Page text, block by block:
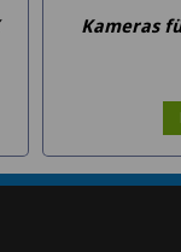
Kameras